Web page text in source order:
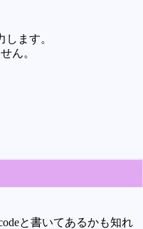
ます。
ん。
と書いてあるかも知れ